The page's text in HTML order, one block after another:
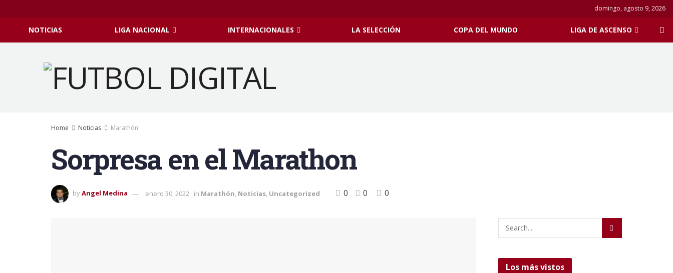
domingo, agosto 9, 2026
NOTICIAS LIGA NACIONAL INTERNACIONALES LA SELECCIÓN COPA DEL MUNDO LIGA DE ASCENSO
Home Noticias Marathón
Sorpresa en el Marathon
byAngel Medina enero 30, 2022 in Marathón Noticias Uncategorized 0 0 0
Los más vistos